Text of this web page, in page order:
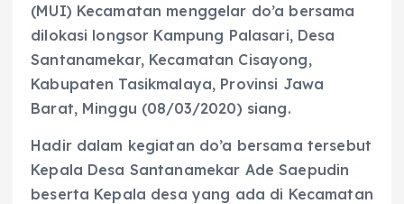
(MUI) Kecamatan menggelar do’a bersama
dilokasi longsor Kampung Palasari, Desa
Santanamekar, Kecamatan Cisayong,
Kabupaten Tasikmalaya, Provinsi Jawa
Barat, Minggu (08/03/2020) siang.
Hadir dalam kegiatan do’a bersama tersebut
Kepala Desa Santanamekar Ade Saepudin
beserta Kepala desa yang ada di Kecamatan